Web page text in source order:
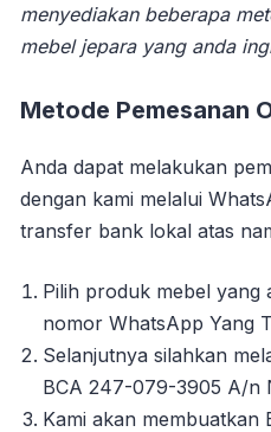
menyediakan beberapa
mebel jepara yang anda
Metode Pemesanan
Anda dapat melakukan
dengan kami melalui
transfer bank lokal atas
Pilih produk mebel yang
nomor WhatsApp Yang
Selanjutnya silahkan
BCA 247-079-3905 A/n
Kami akan membuatkan